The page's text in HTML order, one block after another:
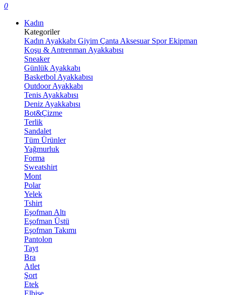
0
Kadın
Kategoriler
Kadın Ayakkabı Giyim Çanta Aksesuar Spor Ekipman
Koşu & Antrenman Ayakkabısı
Sneaker
Günlük Ayakkabı
Basketbol Ayakkabısı
Outdoor Ayakkabı
Tenis Ayakkabısı
Deniz Ayakkabısı
Bot&Çizme
Terlik
Sandalet
Tüm Ürünler
Yağmurluk
Forma
Sweatshirt
Mont
Polar
Yelek
Tshirt
Eşofman Altı
Eşofman Üstü
Eşofman Takımı
Pantolon
Tayt
Bra
Atlet
Şort
Etek
Elbise